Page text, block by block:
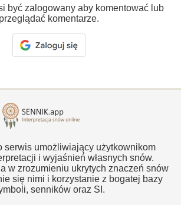
być zalogowany aby komentować lub
przeglądać komentarze.
serwis umożliwiający użytkownikom
i wyjaśnień własnych snów.
w zrozumieniu ukrytych znaczeń snów
się nimi i korzystanie z bogatej bazy
senników oraz SI.